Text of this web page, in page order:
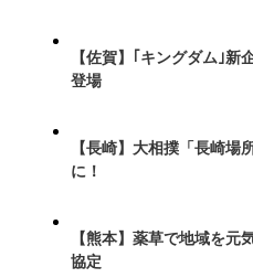
【佐賀】｢キングダム｣
登場
【長崎】大相撲「長崎
に！
【熊本】薬草で地域を
協定